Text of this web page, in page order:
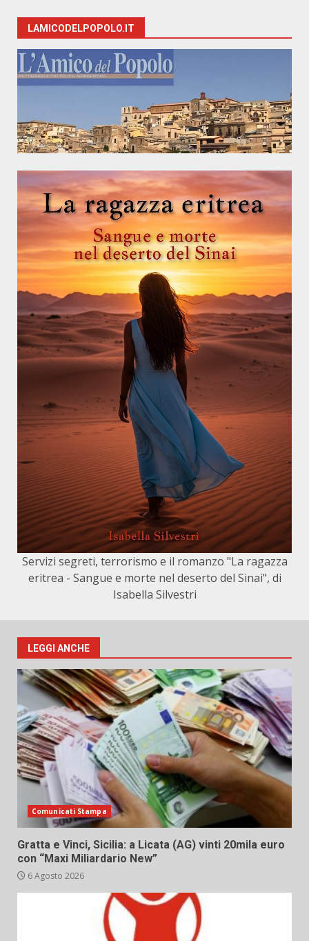
LAMICODELPOPOLO.IT
Servizi segreti, terrorismo e il romanzo "La ragazza
eritrea - Sangue e morte nel deserto del Sinai", di
Isabella Silvestri
LEGGI ANCHE
Comunicati Stampa
Gratta e Vinci, Sicilia: a Licata (AG) vinti 20mila euro
con “Maxi Miliardario New”
6 Agosto 2026